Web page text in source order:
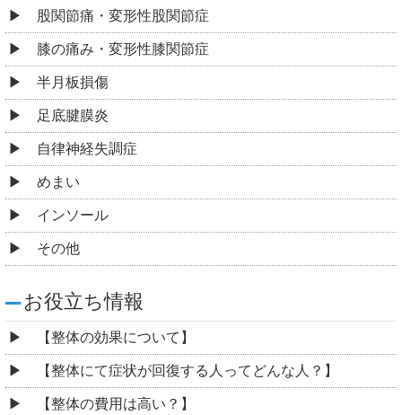
股関節痛・変形性股関節症
膝の痛み・変形性膝関節症
半月板損傷
足底腱膜炎
自律神経失調症
めまい
インソール
その他
お役立ち情報
【整体の効果について】
【整体にて症状が回復する人ってどんな人？】
【整体の費用は高い？】